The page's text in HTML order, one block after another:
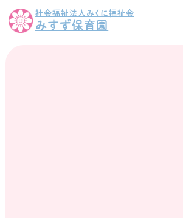
社会福祉法人みくに福祉会
みすず保育園